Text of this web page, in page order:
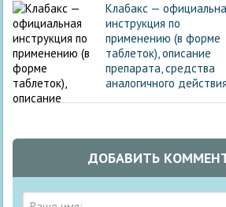
Клабакс —
инструкция по
применению (в форме
таблеток), описание
препарата, средства
аналогичного действия
ДОБАВИТЬ